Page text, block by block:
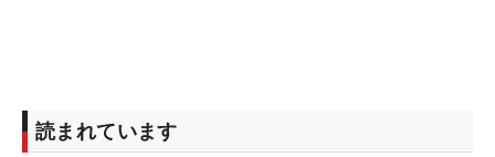
リカで買えるところを見つけたみたいで、『子ども
たちにも食べさせている』と言っていた」と、いま
読まれています